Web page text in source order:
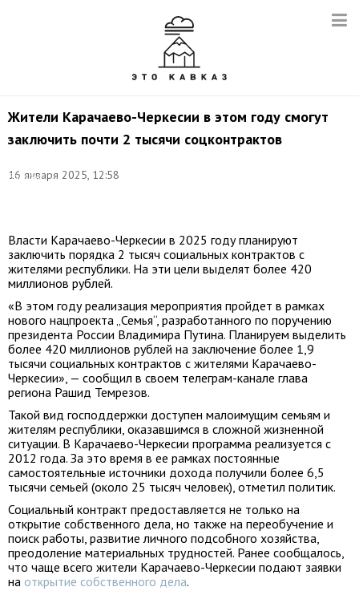
Жители Карачаево-Черкесии в этом году смогут
заключить почти 2 тысячи соцконтрактов
16 января 2025, 12:58
Валерий
Власти Карачаево-Черкесии в 2025 году планируют
заключить порядка 2 тысяч социальных контрактов с
жителями республики. На эти цели выделят более 420
миллионов рублей.
«В этом году реализация мероприятия пройдет в рамках
нового нацпроекта „Семья“, разработанного по поручению
президента России Владимира Путина. Планируем выделить
более 420 миллионов рублей на заключение более 1,9
тысячи социальных контрактов с жителями Карачаево-
Черкесии», — сообщил в своем телеграм-канале глава
региона Рашид Темрезов.
Такой вид господдержки доступен малоимущим семьям и
жителям республики, оказавшимся в сложной жизненной
ситуации. В Карачаево-Черкесии программа реализуется с
2012 года. За это время в ее рамках постоянные
самостоятельные источники дохода получили более 6,5
тысячи семьей (около 25 тысяч человек), отметил политик.
Социальный контракт предоставляется не только на
открытие собственного дела, но также на переобучение и
поиск работы, развитие личного подсобного хозяйства,
преодоление материальных трудностей. Ранее сообщалось,
что чаще всего жители Карачаево-Черкесии подают заявки
на открытие собственного дела.